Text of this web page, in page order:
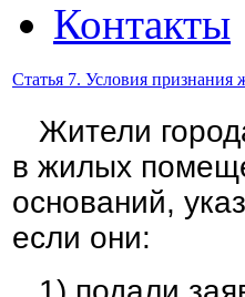
Контакты
Статья 7. Условия
Жители
в жилых
оснований,
если они: